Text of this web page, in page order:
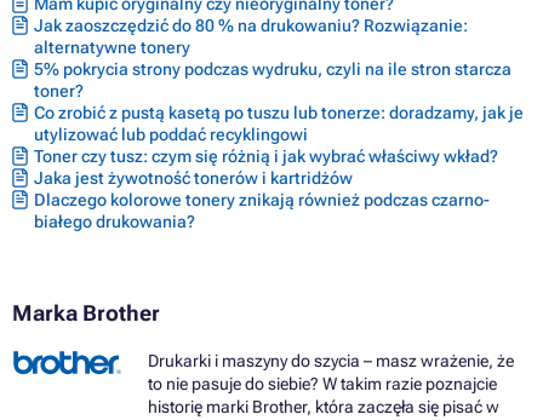
Jak zaoszczędzić do 80 % na drukowaniu? Rozwiązanie:
alternatywne tonery
5% pokrycia strony podczas wydruku, czyli na ile stron starcza
toner?
Co zrobić z pustą kasetą po tuszu lub tonerze: doradzamy, jak je
utylizować lub poddać recyklingowi
Toner czy tusz: czym się różnią i jak wybrać właściwy wkład?
Jaka jest żywotność tonerów i kartridżów
Dlaczego kolorowe tonery znikają również podczas czarno-
białego drukowania?
Marka Brother
Drukarki i maszyny do szycia – masz wrażenie, że
to nie pasuje do siebie? W takim razie poznajcie
historię marki Brother, która zaczęła się pisać w